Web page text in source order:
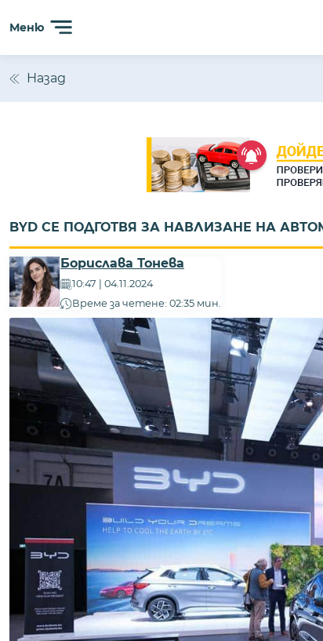
Меню
Назад
BYD СЕ ПОДГОТВЯ ЗА НАВЛИЗАНЕ НА
Борислава Тонева
10:47 | 04.11.2024
Време за четене: 02:35 мин.